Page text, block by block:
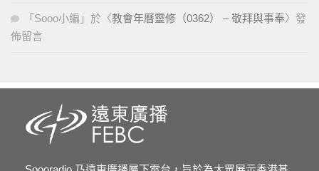
「 Sooo小編 」於〈教會年曆靈修（0362） – 敬拜與事奉〉發
佈留言